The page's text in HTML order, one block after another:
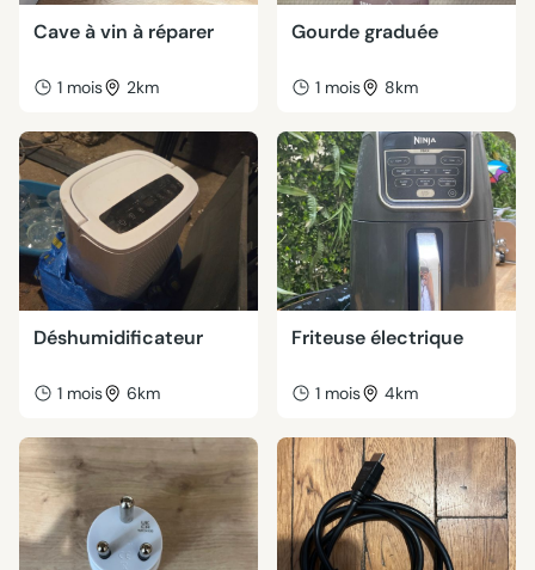
Cave à vin à réparer
1 mois 2km
Gourde graduée
1 mois 8km
Déshumidificateur
1 mois 6km
Friteuse électrique
1 mois 4km